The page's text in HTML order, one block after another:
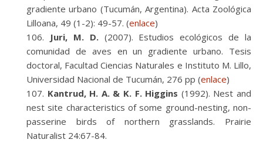
gradiente urbano (Tucumán, Argentina). Acta Zoológica
Lilloana, 49 (1-2): 49-57. (enlace)
Juri, M. D.(2007). Estudios ecológicos de la
comunidad de aves en un gradiente urbano. Tesis
doctoral, Facultad Ciencias Naturales e Instituto M. Lillo,
Universidad Nacional de Tucumán, 276 pp (enlace)
Kantrud, H. A. & K. F. Higgins (1992). Nest and
nest site characteristics of some ground-nesting, non-
passerine birds of northern grasslands. Prairie
Naturalist 24:67-84.